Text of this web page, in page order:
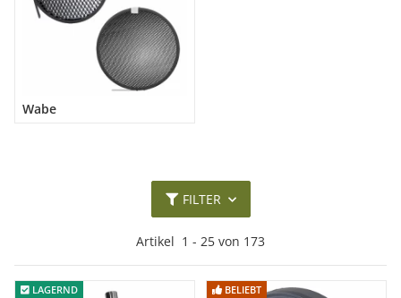
Wabe
FILTER
Artikel 1 - 25 von 173
LAGERND
LAGERND BELIEBT
BELIEBT